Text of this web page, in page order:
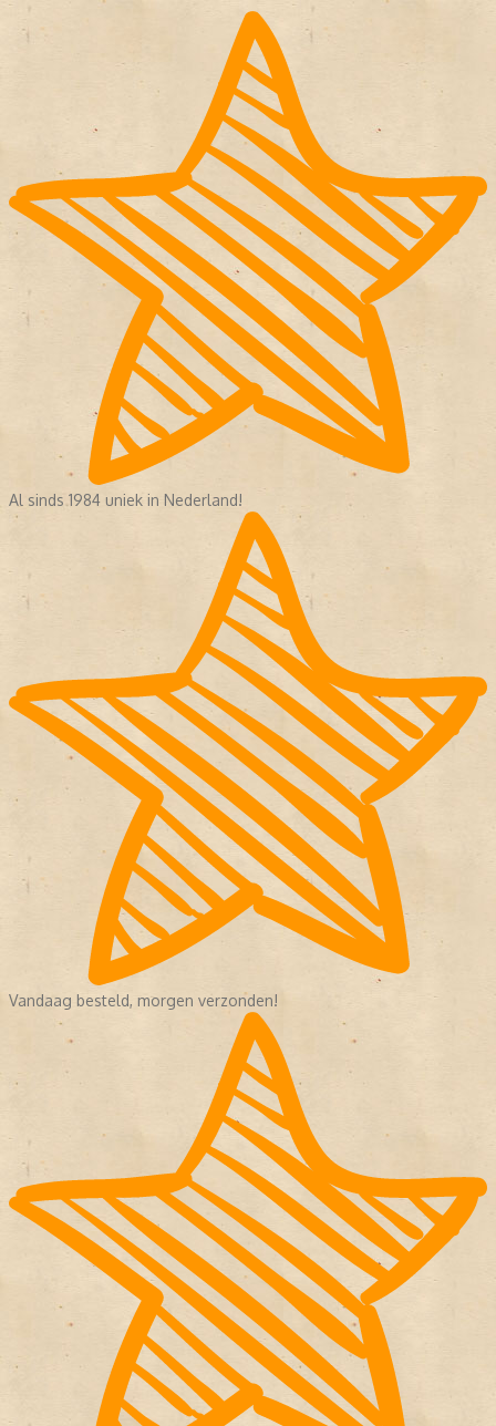
Al sinds 1984 uniek in Nederland!
Vandaag besteld, morgen verzonden!